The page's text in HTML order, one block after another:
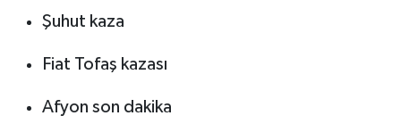
Şuhut kaza
Fiat Tofaş kazası
Afyon son dakika